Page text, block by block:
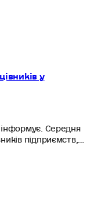
у
інформує. Середня
підприємств,…